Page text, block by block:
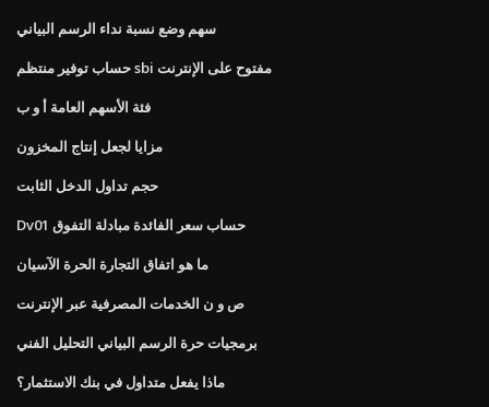
سهم وضع نسبة نداء الرسم البياني
حساب توفير منتظم sbi مفتوح على الإنترنت
فئة الأسهم العامة أ و ب
مزايا لجعل إنتاج المخزون
حجم تداول الدخل الثابت
Dv01 حساب سعر الفائدة مبادلة التفوق
ما هو اتفاق التجارة الحرة الآسيان
ص و ن الخدمات المصرفية عبر الإنترنت
برمجيات حرة الرسم البياني التحليل الفني
ماذا يفعل متداول في بنك الاستثمار؟